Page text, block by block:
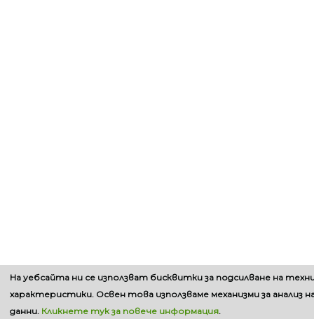
На уебсайта ни се използват бисквитки за подсилване на
характеристики. Освен това използваме механизми за анализ
данни. Кликнете тук за повече информация.